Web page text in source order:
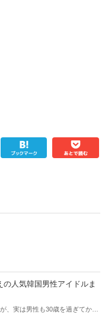
人気韓国男性アイドルま
、実は男性も30歳を過ぎてから